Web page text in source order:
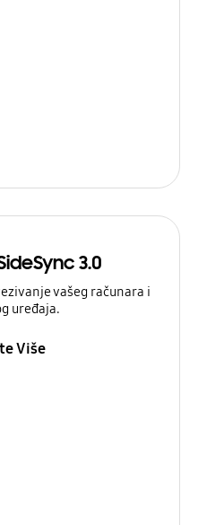
3.0
vašeg računara i
uređaja.
Više